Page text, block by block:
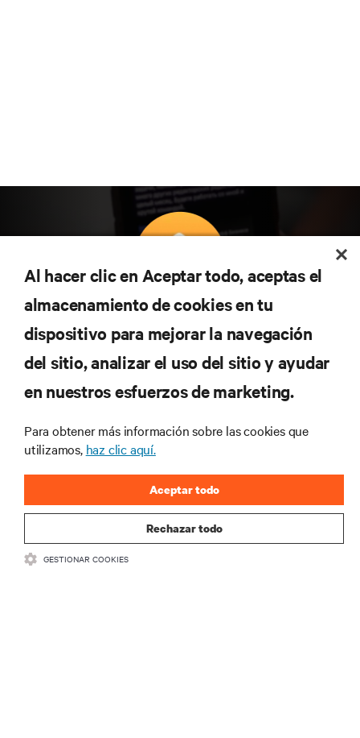
Suscríbete para conocer las últimas tendencias
tecnológicas
Recibe actualizaciones periódicas sobre los temas
más importantes del sector, con los últimos debates
y perspectivas de expertos sobre gestión de
centros de datos y gestión de infraestructuras.
REGÍSTRATE AHORA
Al hacer clic en Aceptar todo, aceptas el
almacenamiento de cookies en tu
dispositivo para mejorar la navegación
del sitio, analizar el uso del sitio y ayudar
en nuestros esfuerzos de marketing.
Para obtener más información sobre las cookies que
utilizamos, haz clic aquí.
Rechazar todo
Aceptar todo
GESTIONAR COOKIES